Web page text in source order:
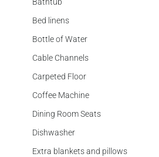
Bed linens
Bottle of Water
Cable Channels
Carpeted Floor
Coffee Machine
Dining Room Seats
Dishwasher
Extra blankets and pillows